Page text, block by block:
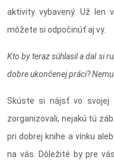
aktivity vybavený. Už len
môžete si odpočinúť aj vy.
Kto by teraz súhlasil a dal si
dobre ukončenej práci?
Skúste si nájsť vo
zorganizovali, nejakú tú
pri dobrej knihe a vínku
na vás. Dôležité by pre